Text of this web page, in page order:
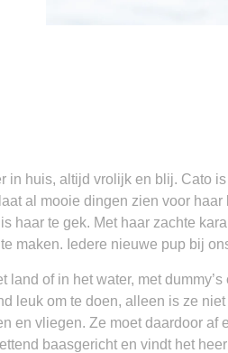
huis, altijd vrolijk en blij. Cato
al mooie dingen zien voor
te gek. Met haar zachte
maken. Iedere nieuwe pup bij
of in het water, met
leuk om te doen, alleen is ze
en vliegen. Ze moet daardoor af
baasgericht en vindt het